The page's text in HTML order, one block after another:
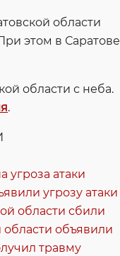
области
этом в Саратове
области с неба.
.
угроза атаки
угрозу атаки
области сбили
области объявили
травму